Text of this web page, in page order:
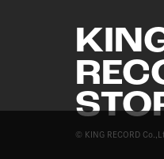
© KING RECORD